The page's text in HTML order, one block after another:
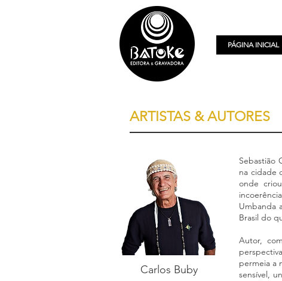
PÁGINA INICIAL
ARTISTAS & AUTORES
Carlos Buby
Sebastião
na cidade
onde
Umbanda
Brasil do
Autor,
permeia a
sensível,